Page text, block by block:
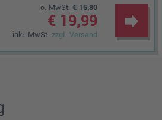
o. MwSt. € 16,80
€ 19,99
inkl. MwSt. zzgl. Versand
forward